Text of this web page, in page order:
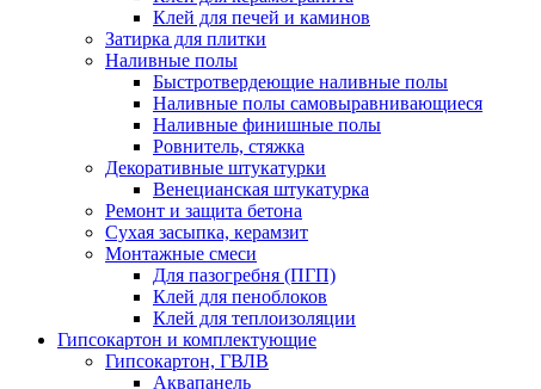
Клей для печей и каминов
Затирка для плитки
Наливные полы
Быстротвердеющие наливные полы
Наливные полы самовыравнивающиеся
Наливные финишные полы
Ровнитель, стяжка
Декоративные штукатурки
Венецианская штукатурка
Ремонт и защита бетона
Сухая засыпка, керамзит
Монтажные смеси
Для пазогребня (ПГП)
Клей для пеноблоков
Клей для теплоизоляции
Гипсокартон и комплектующие
Гипсокартон, ГВЛВ
Аквапанель